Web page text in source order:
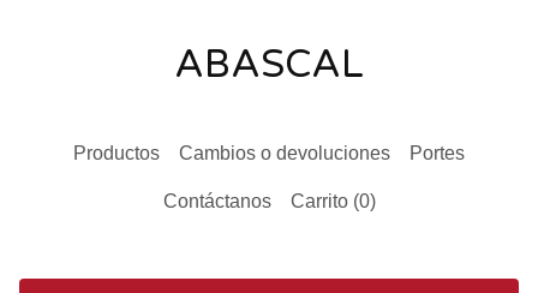
ABASCAL
Productos Cambios o devoluciones Portes
Contáctanos Carrito (0)